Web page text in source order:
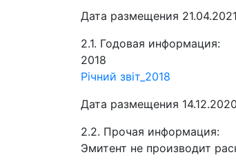
Дата размещения
2.1. Годовая информация:
2018
Річний звіт_2018
Дата размещения
2.2. Прочая информация:
Эмитент не производит